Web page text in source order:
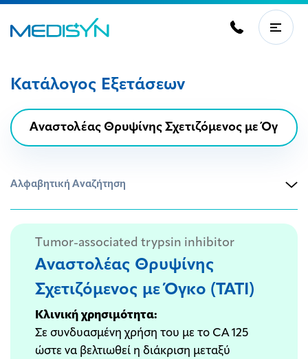
Κατάλογος Εξετάσεων
Αλφαβητική Αναζήτηση
Τumor-associated trypsin inhibitor
Αναστολέας Θρυψίνης
Σχετιζόμενος με Όγκο (TATI)
Κλινική χρησιμότητα:
Σε συνδυασμένη χρήση του με το CA 125
ώστε να βελτιωθεί η διάκριση μεταξύ